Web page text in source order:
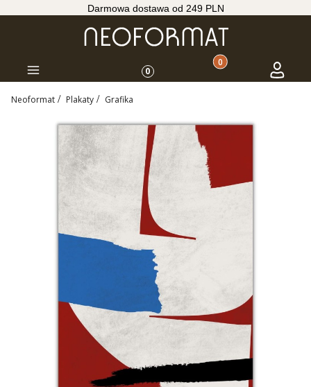
Darmowa dostawa od 249 PLN
Menu 0 Produkty w koszyku:
Koszyk Zaloguj
Neoformat Plakaty Grafika